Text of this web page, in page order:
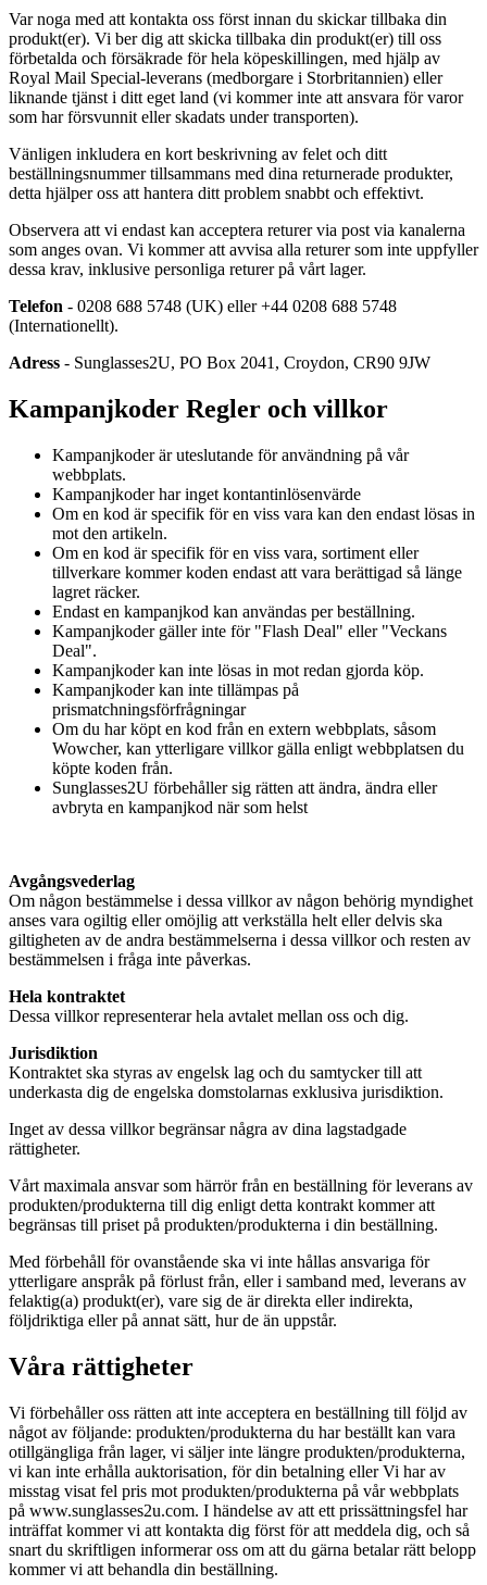
Var noga med att kontakta oss först innan du skickar tillbaka din
produkt(er). Vi ber dig att skicka tillbaka din produkt(er) till oss
förbetalda och försäkrade för hela köpeskillingen, med hjälp av
Royal Mail Special-leverans (medborgare i Storbritannien) eller
liknande tjänst i ditt eget land (vi kommer inte att ansvara för varor
som har försvunnit eller skadats under transporten).
Vänligen inkludera en kort beskrivning av felet och ditt
beställningsnummer tillsammans med dina returnerade produkter,
detta hjälper oss att hantera ditt problem snabbt och effektivt.
Observera att vi endast kan acceptera returer via post via kanalerna
som anges ovan. Vi kommer att avvisa alla returer som inte uppfyller
dessa krav, inklusive personliga returer på vårt lager.
Telefon - 0208 688 5748 (UK) eller +44 0208 688 5748
(Internationellt).
Adress - Sunglasses2U, PO Box 2041, Croydon, CR90 9JW
Kampanjkoder Regler och villkor
Kampanjkoder är uteslutande för användning på vår
webbplats.
Kampanjkoder har inget kontantinlösenvärde
Om en kod är specifik för en viss vara kan den endast lösas in
mot den artikeln.
Om en kod är specifik för en viss vara, sortiment eller
tillverkare kommer koden endast att vara berättigad så länge
lagret räcker.
Endast en kampanjkod kan användas per beställning.
Kampanjkoder gäller inte för "Flash Deal" eller "Veckans
Deal".
Kampanjkoder kan inte lösas in mot redan gjorda köp.
Kampanjkoder kan inte tillämpas på
prismatchningsförfrågningar
Om du har köpt en kod från en extern webbplats, såsom
Wowcher, kan ytterligare villkor gälla enligt webbplatsen du
köpte koden från.
Sunglasses2U förbehåller sig rätten att ändra, ändra eller
avbryta en kampanjkod när som helst
Avgångsvederlag
Om någon bestämmelse i dessa villkor av någon behörig myndighet
anses vara ogiltig eller omöjlig att verkställa helt eller delvis ska
giltigheten av de andra bestämmelserna i dessa villkor och resten av
bestämmelsen i fråga inte påverkas.
Hela kontraktet
Dessa villkor representerar hela avtalet mellan oss och dig.
Jurisdiktion
Kontraktet ska styras av engelsk lag och du samtycker till att
underkasta dig de engelska domstolarnas exklusiva jurisdiktion.
Inget av dessa villkor begränsar några av dina lagstadgade
rättigheter.
Vårt maximala ansvar som härrör från en beställning för leverans av
produkten/produkterna till dig enligt detta kontrakt kommer att
begränsas till priset på produkten/produkterna i din beställning.
Med förbehåll för ovanstående ska vi inte hållas ansvariga för
ytterligare anspråk på förlust från, eller i samband med, leverans av
felaktig(a) produkt(er), vare sig de är direkta eller indirekta,
följdriktiga eller på annat sätt, hur de än uppstår.
Våra rättigheter
Vi förbehåller oss rätten att inte acceptera en beställning till följd av
något av följande: produkten/produkterna du har beställt kan vara
otillgängliga från lager, vi säljer inte längre produkten/produkterna,
vi kan inte erhålla auktorisation, för din betalning eller Vi har av
misstag visat fel pris mot produkten/produkterna på vår webbplats
på www.sunglasses2u.com. I händelse av att ett prissättningsfel har
inträffat kommer vi att kontakta dig först för att meddela dig, och så
snart du skriftligen informerar oss om att du gärna betalar rätt belopp
kommer vi att behandla din beställning.